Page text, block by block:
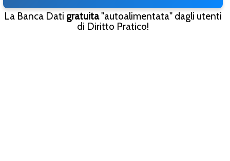
La Banca Dati gratuita"autoalimentata" dagli utenti
di Diritto Pratico!